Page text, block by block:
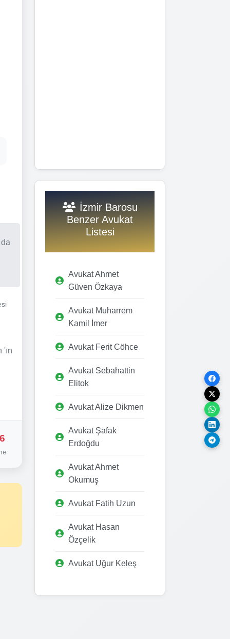
İzmir Barosu
Benzer Avukat
Listesi
Avukat Ahmet
Güven Özkaya
Avukat Muharrem
Kamil İmer
Avukat Ferit Cöhce
Avukat Sebahattin
Elitok
Avukat Alize Dikmen
Avukat Şafak
Erdoğdu
Avukat Ahmet
Okumuş
Avukat Fatih Uzun
Avukat Hasan
Özçelik
Avukat Uğur Keleş